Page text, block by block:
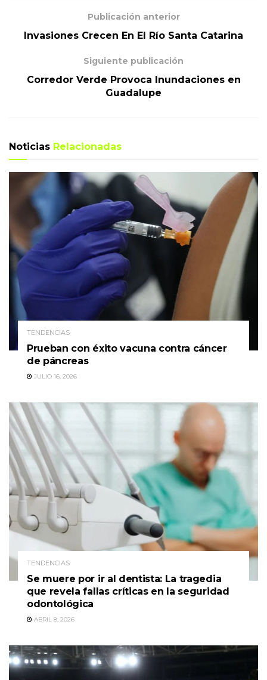
Publicación anterior
Invasiones Crecen En El Río Santa Catarina
Siguiente publicación
Corredor Verde Provoca Inundaciones en
Guadalupe
Noticias Relacionadas
TENDENCIAS
Prueban con éxito vacuna contra cáncer
de páncreas
JULIO 16, 2026
TENDENCIAS
Se muere por ir al dentista: La tragedia
que revela fallas críticas en la seguridad
odontológica
ABRIL 8, 2026